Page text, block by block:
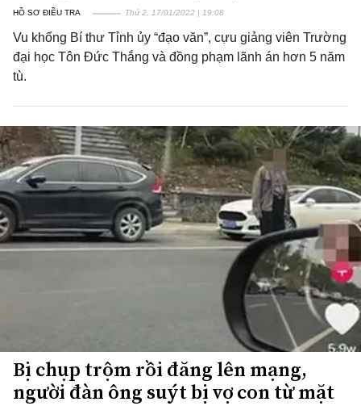
HỒ SƠ ĐIỀU TRA Thứ 2, 17/01/2022 | 19:08
Vu khống Bí thư Tỉnh ủy “đạo văn”, cựu giảng viên Trường
đại học Tôn Đức Thắng và đồng phạm lãnh án hơn 5 năm
tù.
Bị chụp trộm rồi đăng lên mạng,
người đàn ông suýt bị vợ con từ mặt